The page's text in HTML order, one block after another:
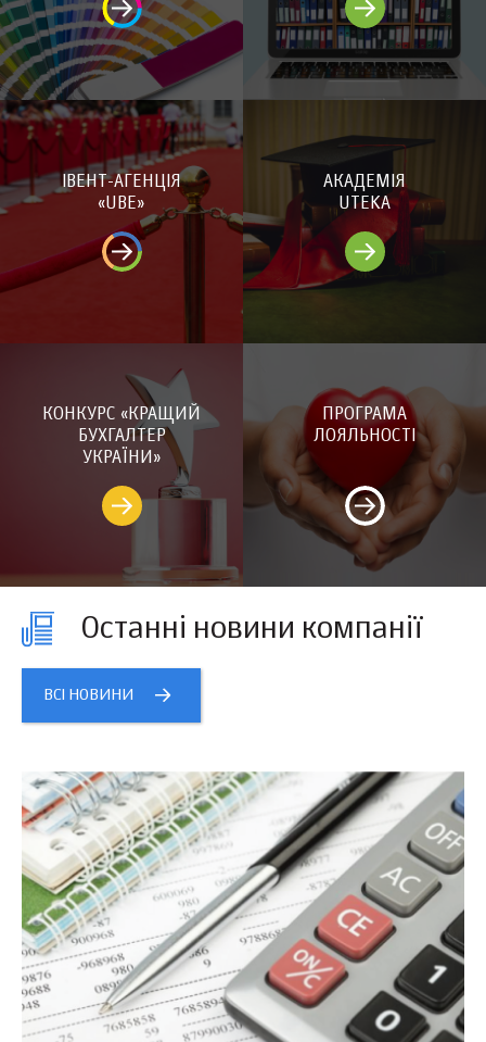
ІВЕНТ-АГЕНЦІЯ
«UBE»
АКАДЕМІЯ
UTEKA
КОНКУРС «КРАЩИЙ
БУХГАЛТЕР
УКРАЇНИ»
ПРОГРАМА
ЛОЯЛЬНОСТІ
Останні новини компанії
ВСІ НОВИНИ